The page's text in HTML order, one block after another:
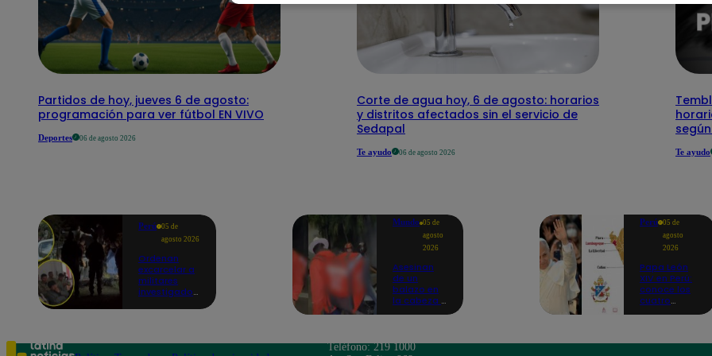
Partidos de hoy, jueves 6 de agosto:
programación para ver fútbol EN VIVO
Deportes 06 de agosto 2026
Corte de agua hoy, 6 de agosto: horarios
y distritos afectados sin el servicio de
Sedapal
Te ayudo 06 de agosto 2026 Te ayudo
Perú
05 de
agosto 2026
Ordenan
excarcelar a
militares
investigados
Colcabamba
Mundo 05 de
agosto
2026
Asesinan
de un
balazo en
la cabeza a
en vivo
Perú 05 de
agosto
2026
Papa León
XIV en Perú:
conoce los
cuatro
en
Teléfono: 219 1000